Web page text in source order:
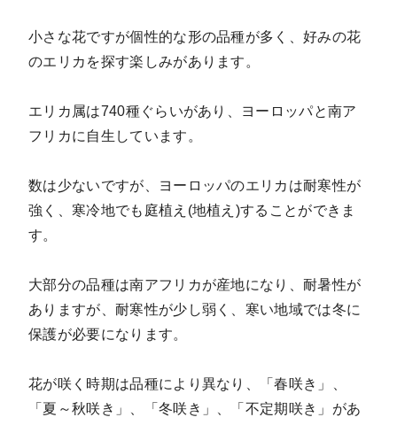
小さな花ですが個性的な形の品種が多く、好みの花
のエリカを探す楽しみがあります。
エリカ属は740種ぐらいがあり、ヨーロッパと南ア
フリカに自生しています。
数は少ないですが、ヨーロッパのエリカは耐寒性が
強く、寒冷地でも庭植え(地植え)することができま
す。
大部分の品種は南アフリカが産地になり、耐暑性が
ありますが、耐寒性が少し弱く、寒い地域では冬に
保護が必要になります。
花が咲く時期は品種により異なり、「春咲き」、
「夏～秋咲き」、「冬咲き」、「不定期咲き」があ